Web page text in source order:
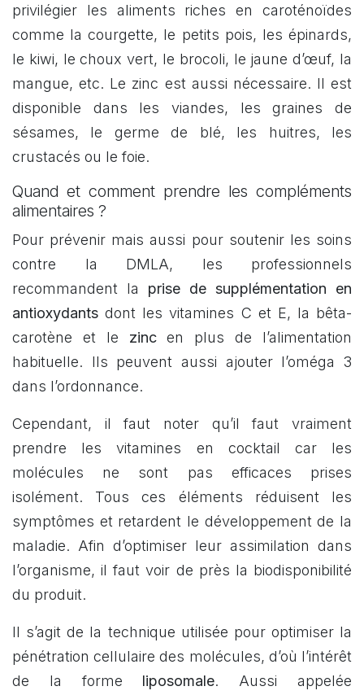
privilégier les aliments riches en caroténoïdes
comme la courgette, le petits pois, les épinards,
le kiwi, le choux vert, le brocoli, le jaune d’œuf, la
mangue, etc. Le zinc est aussi nécessaire. Il est
disponible dans les viandes, les graines de
sésames, le germe de blé, les huitres, les
crustacés ou le foie.
Quand et comment prendre les compléments
alimentaires ?
Pour prévenir mais aussi pour soutenir les soins
contre la DMLA, les professionnels
recommandent la prise de supplémentation en
antioxydants dont les vitamines C et E, la bêta-
carotène et le zincen plus de l’alimentation
habituelle. Ils peuvent aussi ajouter l’oméga 3
dans l’ordonnance.
Cependant, il faut noter qu’il faut vraiment
prendre les vitamines en cocktail car les
molécules ne sont pas efficaces prises
isolément. Tous ces éléments réduisent les
symptômes et retardent le développement de la
maladie. Afin d’optimiser leur assimilation dans
l’organisme, il faut voir de près la biodisponibilité
du produit.
Il s’agit de la technique utilisée pour optimiser la
pénétration cellulaire des molécules, d’où l’intérêt
de la forme liposomale. Aussi appelée